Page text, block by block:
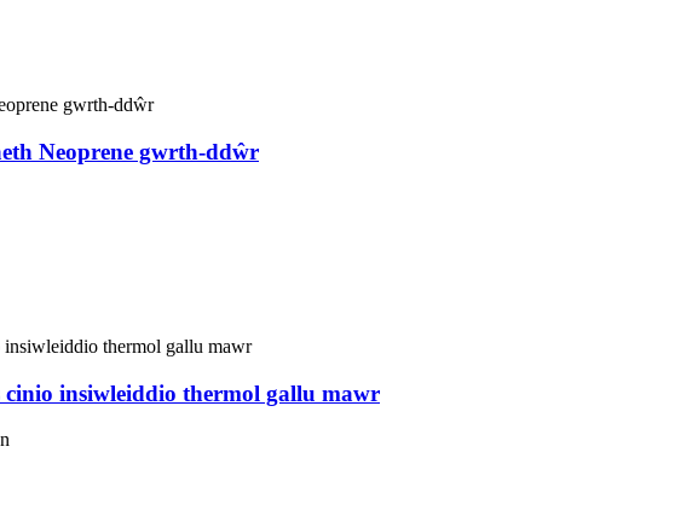
Neoprene gwrth-ddŵr
cinio insiwleiddio thermol gallu mawr